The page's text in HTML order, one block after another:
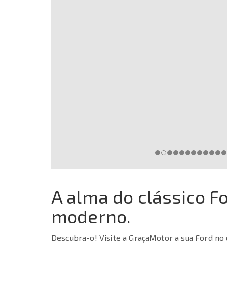
A alma do clássico
moderno.
Descubra-o! Visite a GraçaMotor a sua Ford